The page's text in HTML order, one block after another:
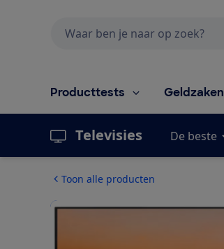
Producttests Geldzaken
Televisies De beste
Toon alle producten